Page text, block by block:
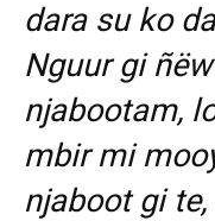
dara su ko
Nguur gi
njabootam,
mbir mi
njaboot gi